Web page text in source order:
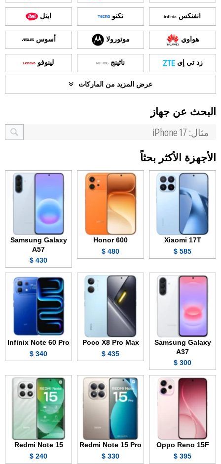
انفنكس تكنو ايتل
هواوي موتورولا أسوس
زد تي إي ناثينج لينوفو
عرض المزيد من الماركات
البحث عن جهاز
الأجهزة الأكثر بحثاً
Xiaomi 17T
585 $
Honor 600
480 $
Samsung Galaxy
A57
430 $
Samsung Galaxy
A37
300 $
Poco X8 Pro Max
435 $
Infinix Note 60 Pro
340 $
Oppo Reno 15F
395 $
Redmi Note 15 Pro
330 $
Redmi Note 15
240 $